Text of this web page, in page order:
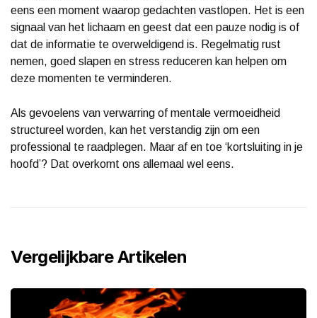
eens een moment waarop gedachten vastlopen. Het is een
signaal van het lichaam en geest dat een pauze nodig is of
dat de informatie te overweldigend is. Regelmatig rust
nemen, goed slapen en stress reduceren kan helpen om
deze momenten te verminderen.
Als gevoelens van verwarring of mentale vermoeidheid
structureel worden, kan het verstandig zijn om een
professional te raadplegen. Maar af en toe ‘kortsluiting in je
hoofd’? Dat overkomt ons allemaal wel eens.
Vergelijkbare Artikelen